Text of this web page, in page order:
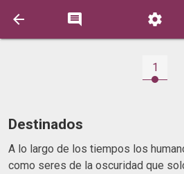
  
1
Destinados
A lo largo de los tiempos los
como seres de la oscuridad que